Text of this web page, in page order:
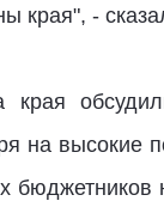
края", -
края
на высокие
бюджетников